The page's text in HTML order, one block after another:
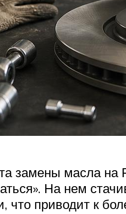
замены масла на
На нем
что приводит к